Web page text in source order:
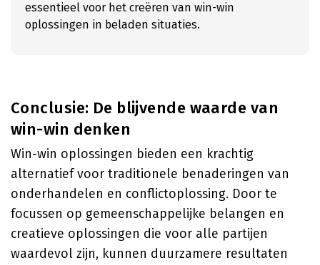
essentieel voor het creëren van win-win
oplossingen in beladen situaties.
Conclusie: De blijvende waarde van
win-win denken
Win-win oplossingen bieden een krachtig
alternatief voor traditionele benaderingen van
onderhandelen en conflictoplossing. Door te
focussen op gemeenschappelijke belangen en
creatieve oplossingen die voor alle partijen
waardevol zijn, kunnen duurzamere resultaten